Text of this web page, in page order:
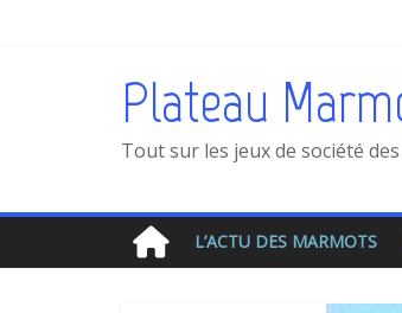
Plateau
Tout sur les jeux de société
L’ACTU DES MARMOTS